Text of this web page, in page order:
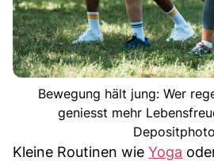
Bewegung hält jung: Wer
geniesst mehr
Kleine Routinen wie Yoga